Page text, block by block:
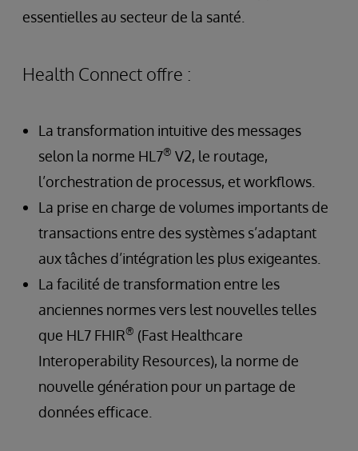
essentielles au secteur de la santé.
Health Connect offre :
La transformation intuitive des messages
selon la norme HL7® V2, le routage,
l’orchestration de processus, et workflows.
La prise en charge de volumes importants de
transactions entre des systèmes s’adaptant
aux tâches d’intégration les plus exigeantes.
La facilité de transformation entre les
anciennes normes vers lest nouvelles telles
que HL7 FHIR® (Fast Healthcare
Interoperability Resources), la norme de
nouvelle génération pour un partage de
données efficace.